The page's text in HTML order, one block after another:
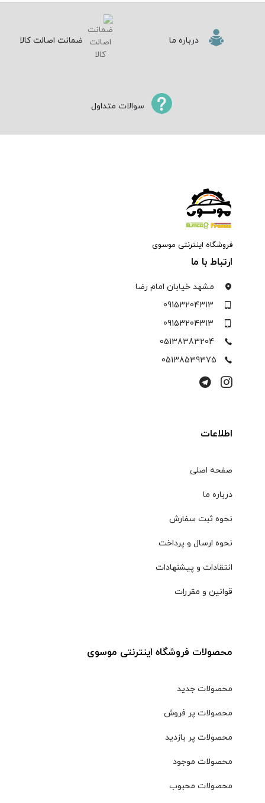
درباره ما ضمانت اصالت کالا
سوالات متداول
فروشگاه اینترنتی موسوی
ارتباط با ما
مشهد خیابان امام رضا
09153204313
09153204313
05138383204
05138539375
اطلاعات
صفحه اصلی
درباره ما
نحوه ثبت سفارش
نحوه ارسال و پرداخت
انتقادات و پیشنهادات
قوانین و مقررات
محصولات فروشگاه اینترنتی موسوی
محصولات جدید
محصولات پر فروش
محصولات پر بازدید
محصولات موجود
محصولات محبوب